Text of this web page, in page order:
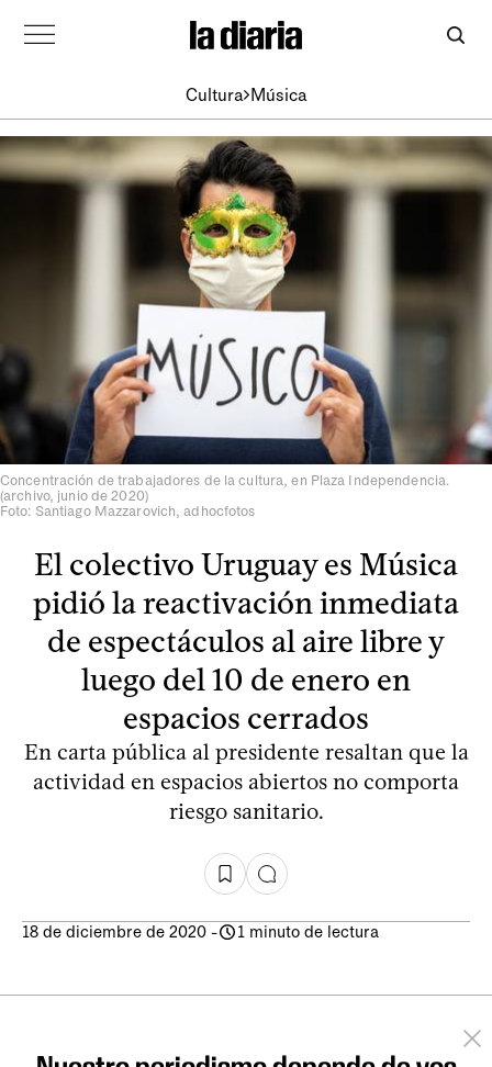
Cultura Música
Concentración de trabajadores de la cultura, en Plaza Independencia.
(archivo, junio de 2020)
Foto: Santiago Mazzarovich, adhocfotos
El colectivo Uruguay es Música
pidió la reactivación inmediata
de espectáculos al aire libre y
luego del 10 de enero en
espacios cerrados
En carta pública al presidente resaltan que la
actividad en espacios abiertos no comporta
riesgo sanitario.
18 de diciembre de 2020 - 1 minuto de lectura